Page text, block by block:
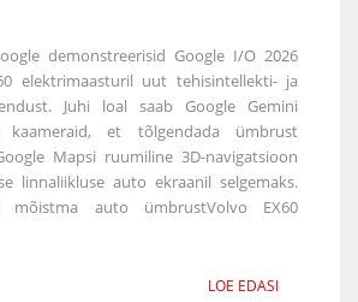
demonstreerisid Google I/O 2026
elektrimaasturil uut tehisintellekti- ja
Juhi loal saab Google Gemini
kaameraid, et tõlgendada ümbrust
Mapsi ruumiline 3D-navigatsioon
linnaliikluse auto ekraanil selgemaks.
mõistma auto ümbrustVolvo EX60
LOE EDASI